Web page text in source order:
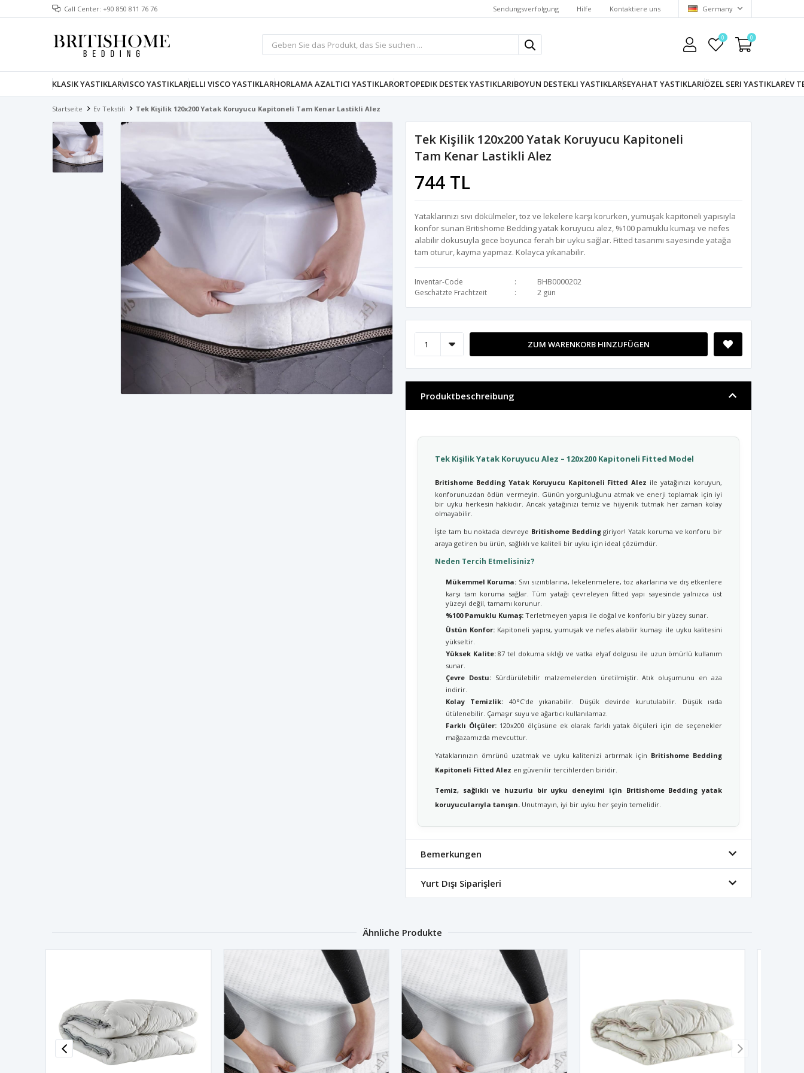
Call Center: +90 850 811 76 76 Sendungsverfolgung Hilfe Kontaktiere uns Germany
0 0
KLASIK YASTIKLARVISCO YASTIKLARJELLI VISCO YASTIKLARHORLAMA AZALTICI YASTIKLARORTOPEDIK DESTEK YASTIKLARIBOYUN DESTEKLI YASTIKLARSEYAHAT YASTIKLARIÖZEL SERI YASTIKLAREV
Startseite Ev Tekstili Tek Kişilik 120x200 Yatak Koruyucu Kapitoneli Tam Kenar Lastikli Alez
Tek Kişilik 120x200 Yatak Koruyucu Kapitoneli
Tam Kenar Lastikli Alez
744 TL
Yataklarınızı sıvı dökülmeler, toz ve lekelere karşı korurken, yumuşak kapitoneli yapısıyla
konfor sunan Britishome Bedding yatak koruyucu alez, %100 pamuklu kumaşı ve nefes
alabilir dokusuyla gece boyunca ferah bir uyku sağlar. Fitted tasarımı sayesinde yatağa
tam oturur, kayma yapmaz. Kolayca yıkanabilir.
Inventar-Code
BHB0000202
Geschätzte Frachtzeit
2 gün
ZUM WARENKORB HINZUFÜGEN
Produktbeschreibung
Tek Kişilik Yatak Koruyucu Alez – 120x200 Kapitoneli Fitted Model
Britishome Bedding Yatak Koruyucu Kapitoneli Fitted Alez ile yatağınızı koruyun,
konforunuzdan ödün vermeyin. Günün yorgunluğunu atmak ve enerji toplamak için iyi
bir uyku herkesin hakkıdır. Ancak yatağınızı temiz ve hijyenik tutmak her zaman kolay
olmayabilir.
İşte tam bu noktada devreye Britishome Beddinggiriyor! Yatak koruma ve konforu bir
araya getiren bu ürün, sağlıklı ve kaliteli bir uyku için ideal çözümdür.
Neden Tercih Etmelisiniz?
Mükemmel Koruma: Sıvı sızıntılarına, lekelenmelere, toz akarlarına ve dış etkenlere
karşı tam koruma sağlar. Tüm yatağı çevreleyen fitted yapı sayesinde yalnızca üst
yüzeyi değil, tamamı korunur.
%100 Pamuklu Kumaş: Terletmeyen yapısı ile doğal ve konforlu bir yüzey sunar.
Üstün Konfor: Kapitoneli yapısı, yumuşak ve nefes alabilir kumaşı ile uyku kalitesini
yükseltir.
Yüksek Kalite:87 tel dokuma sıklığı ve vatka elyaf dolgusu ile uzun ömürlü kullanım
sunar.
Çevre Dostu:Sürdürülebilir malzemelerden üretilmiştir. Atık oluşumunu en aza
indirir.
Kolay Temizlik: 40°C'de yıkanabilir. Düşük devirde kurutulabilir. Düşük ısıda
ütülenebilir. Çamaşır suyu ve ağartıcı kullanılamaz.
Farklı Ölçüler: 120x200 ölçüsüne ek olarak farklı yatak ölçüleri için de seçenekler
mağazamızda mevcuttur.
Yataklarınızın ömrünü uzatmak ve uyku kalitenizi artırmak için Britishome Bedding
Kapitoneli Fitted Alez en güvenilir tercihlerden biridir.
Temiz, sağlıklı ve huzurlu bir uyku deneyimi için Britishome Bedding yatak
koruyucularıyla tanışın. Unutmayın, iyi bir uyku her şeyin temelidir.
Bemerkungen
Yurt Dışı Siparişleri
Ähnliche Produkte